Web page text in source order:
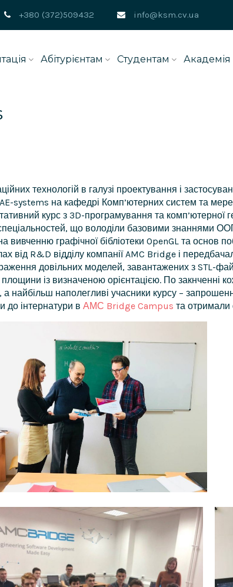
+380 (372)509432 info@ksm.cv.ua
Абітурієнтам Студентам Академія
технологій в галузі проектування і
systems на кафедрі Комп’ютерних систем та
курс з 3D-програмування та комп’ютерної
що володіли базовими знаннями
графічної бібліотеки OpenGL та основ
від R&D відділу компанії AMC Bridge і
довільних моделей, завантажених з STL-
із визначеною орієнтацією. По закнченні
найбільш наполегливі учасники курсу –
до інтернатури в АМС Bridge Campus та отримали